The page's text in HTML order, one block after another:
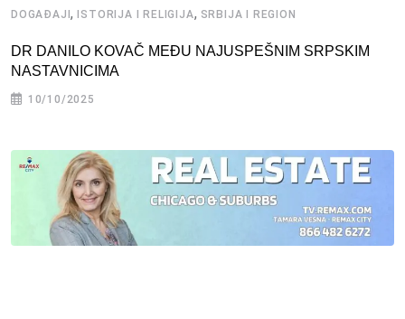
DOGAĐAJI,ISTORIJA I RELIGIJA, SRBIJA I REGION
DR DANILO KOVAČ MEĐU NAJUSPEŠNIM SRPSKIM
NASTAVNICIMA
10/10/2025